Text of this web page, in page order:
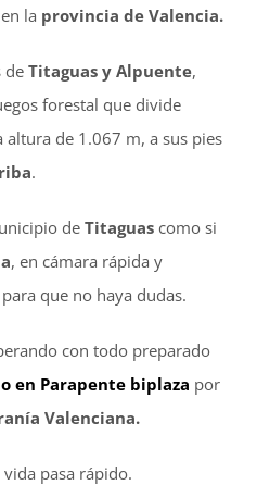
en la provincia de Valencia.
de Titaguas y Alpuente,
forestal que divide
de 1.067 m, a sus pies
.
de Titaguas como si
, en cámara rápida y
que no haya dudas.
con todo preparado
en Parapente biplaza por
Valenciana.
pasa rápido.